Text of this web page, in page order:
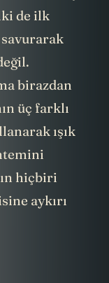
diye
de ilk
birazdan
üç farklı
ışık
hiçbiri